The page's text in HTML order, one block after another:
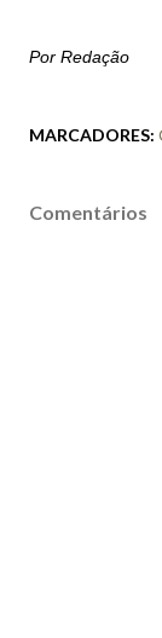
Por Redação
MARCADORES:
Comentários